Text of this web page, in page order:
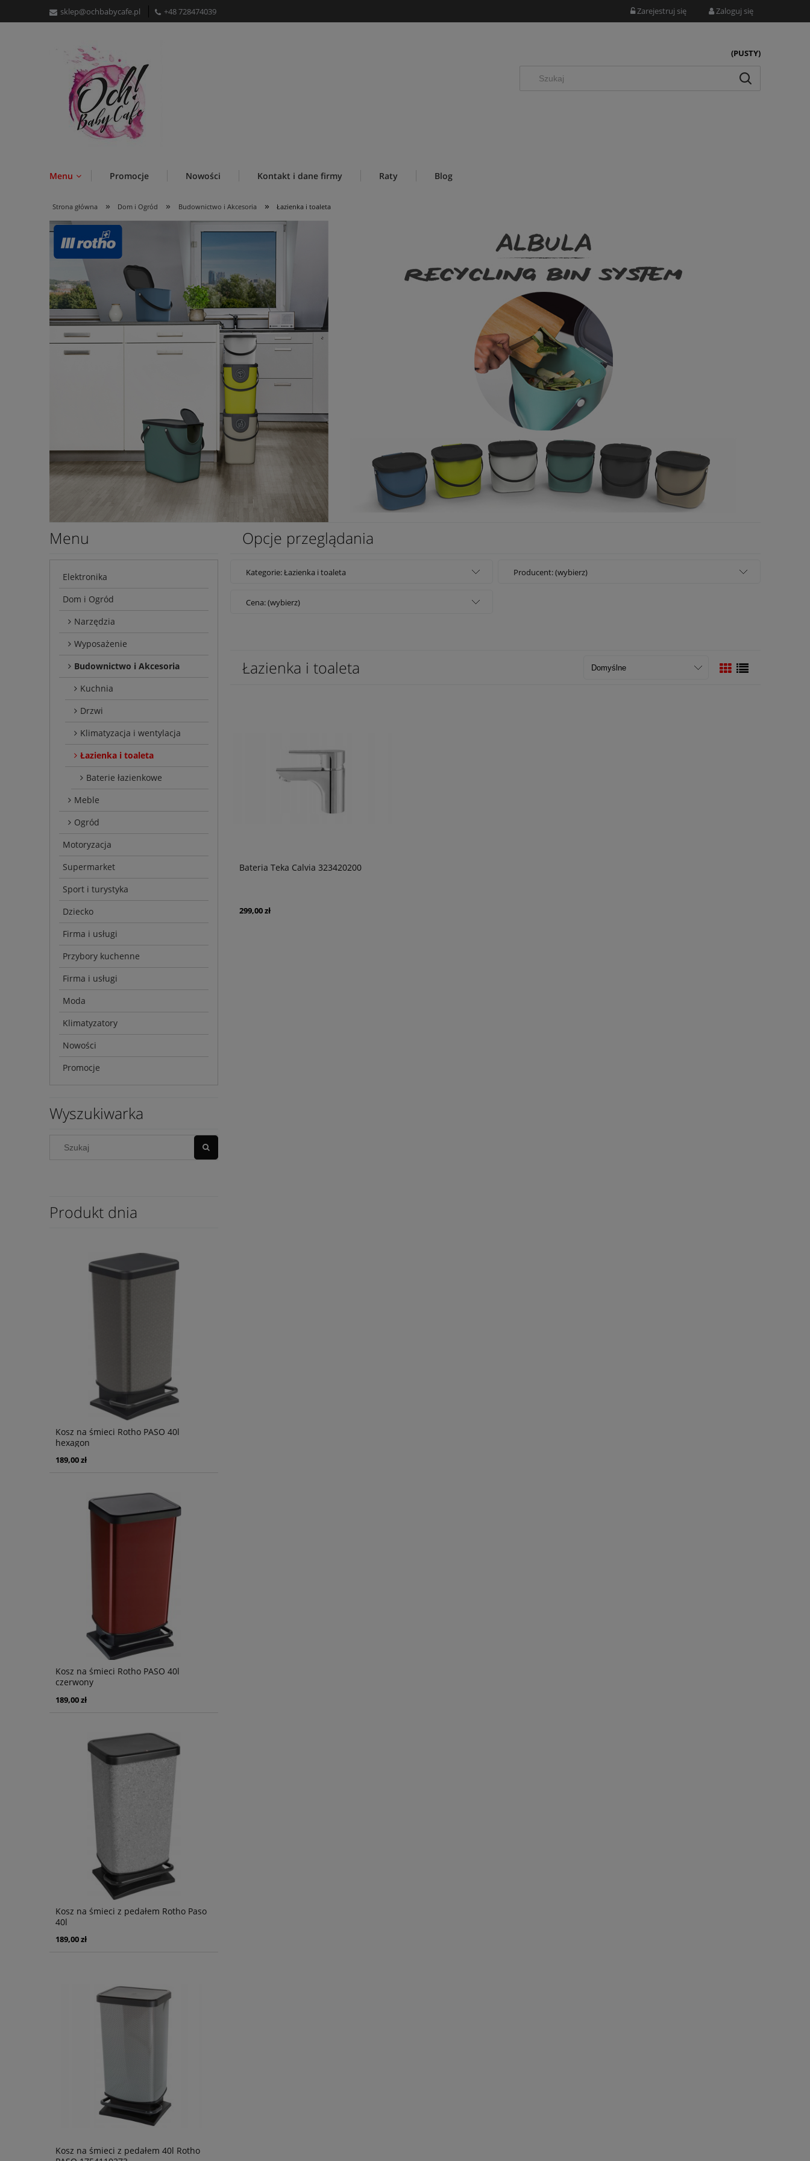
sklep@ochbabycafe.pl +48 728474039 Zarejestruj się Zaloguj się
(PUSTY)
Menu Promocje Nowości Kontakt i dane firmy Raty Blog
Strona główna » Dom i Ogród » Budownictwo i Akcesoria » Łazienka i toaleta
Menu
Elektronika
Dom i Ogród
Narzędzia
Wyposażenie
Budownictwo i Akcesoria
Kuchnia
Drzwi
Klimatyzacja i wentylacja
Łazienka i toaleta
Baterie łazienkowe
Meble
Ogród
Motoryzacja
Supermarket
Sport i turystyka
Dziecko
Firma i usługi
Przybory kuchenne
Firma i usługi
Moda
Klimatyzatory
Nowości
Promocje
Wyszukiwarka
Produkt dnia
Kosz na śmieci Rotho PASO 40l
hexagon
189,00 zł
Kosz na śmieci Rotho PASO 40l
czerwony
189,00 zł
Kosz na śmieci z pedałem Rotho Paso
40l
189,00 zł
Kosz na śmieci z pedałem 40l Rotho
Opcje przeglądania
Kategorie: Łazienka i toaleta Producent: (wybierz)
Cena: (wybierz)
Łazienka i toaleta
Bateria Teka Calvia 323420200
299,00 zł